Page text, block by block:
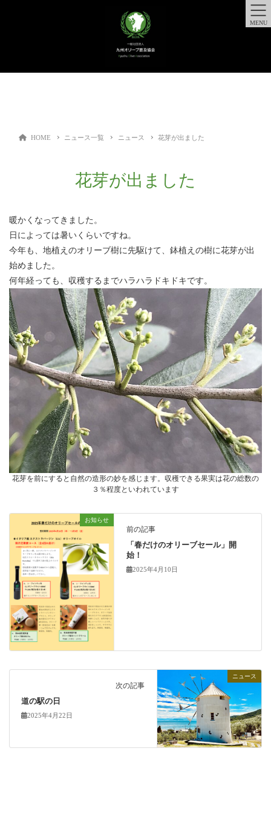
HOME ニュース一覧 ニュース 花芽が出ました
花芽が出ました
暖かくなってきました。
日によっては暑いくらいですね。
今年も、地植えのオリーブ樹に先駆けて、鉢植えの樹に花芽が出
始めました。
何年経っても、収穫するまでハラハラドキドキです。
花芽を前にすると自然の造形の妙を感じます。収穫できる果実は花の総数の
３％程度といわれています
お知らせ
前の記事
「春だけのオリーブセール」開
始！
2025年4月10日
ニュース
次の記事
道の駅の日
2025年4月22日
MENU